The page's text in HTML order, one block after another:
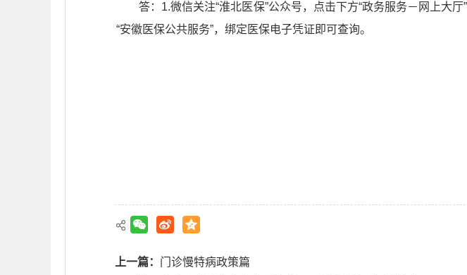
答：1.微信关注“淮北医保”公众号，点击下方“政务服务－网上大
“安徽医保公共服务”，绑定医保电子凭证即可查询。
上一篇： 门诊慢特病政策篇